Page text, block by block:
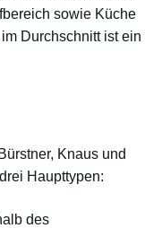
sowie Küche
Durchschnitt ist ein
Knaus und
Haupttypen:
des